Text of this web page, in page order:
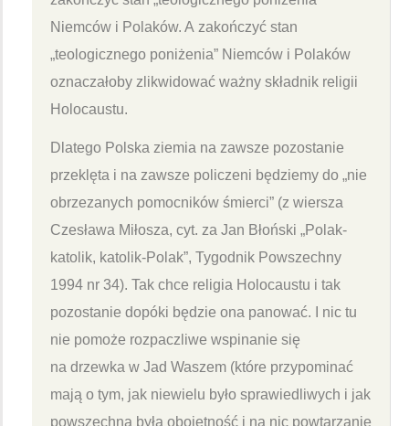
Niemców i Polaków. A zakończyć stan
„teologicznego poniżenia” Niemców i Polaków
oznaczałoby zlikwidować ważny składnik religii
Holocaustu.
Dlatego Polska ziemia na zawsze pozostanie
przeklęta i na zawsze policzeni będziemy do „nie
obrzezanych pomocników śmierci” (z wiersza
Czesława Miłosza, cyt. za Jan Błoński „Polak-
katolik, katolik-Polak”, Tygodnik Powszechny
1994 nr 34). Tak chce religia Holocaustu i tak
pozostanie dopóki będzie ona panować. I nic tu
nie pomoże rozpaczliwe wspinanie się
na drzewka w Jad Waszem (które przypominać
mają o tym, jak niewielu było sprawiedliwych i jak
powszechna była obojętność i na nic powtarzanie